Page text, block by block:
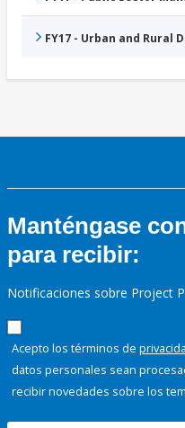
FY17 - Urban and Rural
Manténgase
para recibir:
Notificaciones sobre Project
Acepto los términos de
datos personales sean
recibir novedades sobre los